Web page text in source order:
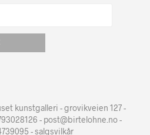
kunstgalleri - grovikveien 127 -
- post@birtelohne.no -
-salgsvilkår